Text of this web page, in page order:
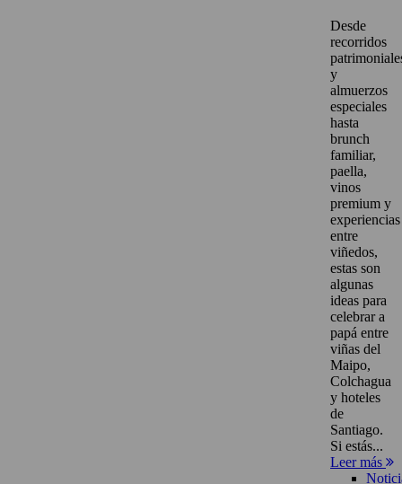
Desde
recorridos
y
almuerzos
especiales
hasta
brunch
familiar,
paella,
vinos
premium y
experiencias
entre
viñedos,
estas son
algunas
ideas para
celebrar a
papá entre
viñas del
Maipo,
Colchagua
y hoteles
de
Santiago.
Si estás...
Leer más